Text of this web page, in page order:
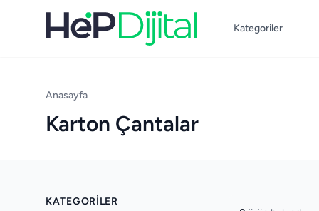
Kategoriler
Anasayfa
Karton Çantalar
KATEGORILER